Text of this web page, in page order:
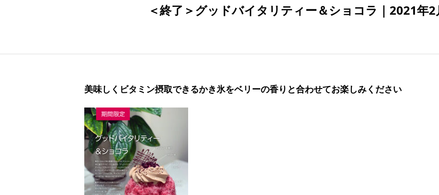
＜終了＞グッドバイタリティー＆ショコラ｜2021年
美味しくビタミン摂取できるかき氷をベリーの香りと合わせてお楽しみください